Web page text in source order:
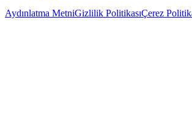
Aydınlatma MetniGizlilik PolitikasıÇerez